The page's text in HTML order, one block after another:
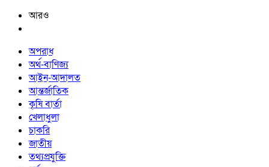
আরও
অপরাধ
অর্থ-বাণিজ্য
আইন-আদালত
আন্তর্জাতিক
কৃষি বার্তা
খেলাধুলা
চাকরি
জাতীয়
তথ্যপ্রযুক্তি